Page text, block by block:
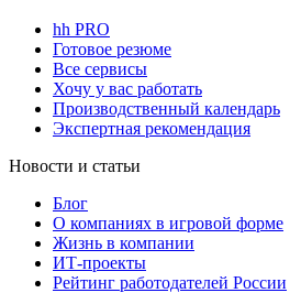
hh PRO
Готовое резюме
Все сервисы
Хочу у вас работать
Производственный календарь
Экспертная рекомендация
Новости и статьи
Блог
О компаниях в игровой форме
Жизнь в компании
ИТ-проекты
Рейтинг работодателей России